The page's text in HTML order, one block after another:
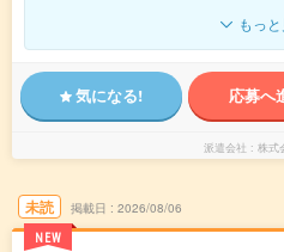
もっ
気になる! 応募へ
派遣会社 株式
未読
NEW
掲載日 2026/08/06